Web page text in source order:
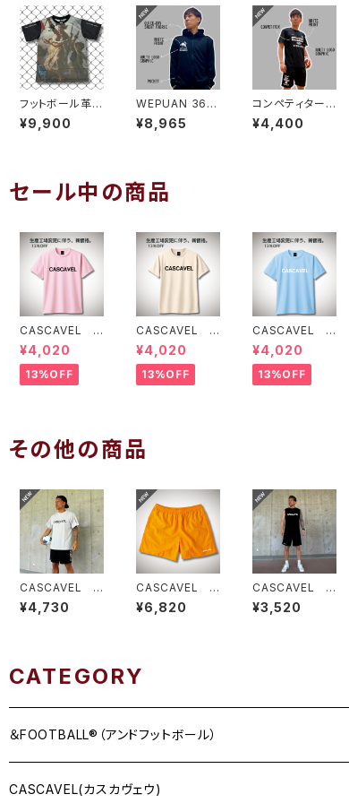
フットボール革命
プラシャツ１
¥9,900
WEPUAN 365
吸汗速乾ドライ
スウェットフーデ
¥8,965
コンペティタープ
ラシャツ ブラッ
クホワイト
¥4,400
セール中の商品
CASCAVEL ス
タンダードプラク
ティスシャツ ラ
イトピンクブラッ
ク
¥4,020
13%OFF
CASCAVEL ス
タンダードプラク
ティスシャツ ラ
イトベージュ
¥4,020
13%OFF
CASCAVEL ス
タンダードプラク
ティスシャツ ラ
イトブルー
¥4,020
13%OFF
その他の商品
CASCAVEL C
LUB PRA-SHI
RT シルバーグ
¥4,730
CASCAVEL ナ
イロンワイドショ
ーツ マンゴー
¥6,820
CASCAVEL 2
WAYドライノー
スリーブ ブラッ
¥3,520
CATEGORY
＆FOOTBALL®（アンドフットボール）
CASCAVEL(カスカヴェウ)